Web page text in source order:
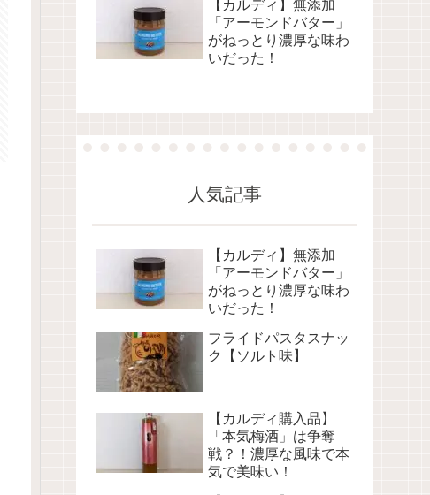
【カルディ】無添加
「アーモンドバター」
がねっとり濃厚な味わ
いだった！
人気記事
【カルディ】無添加
「アーモンドバター」
がねっとり濃厚な味わ
いだった！
フライドパスタスナッ
ク【ソルト味】
【カルディ購入品】
「本気梅酒」は争奪
戦？！濃厚な風味で本
気で美味い！